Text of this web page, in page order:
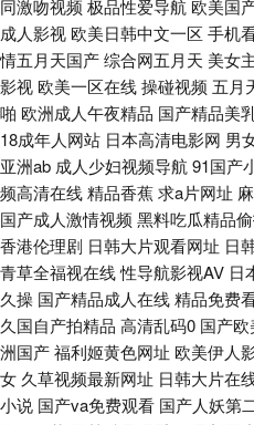
日韩内射影视 亚洲成人A片 超碰日韩
无码永久 91看双飞片 菠萝av在线观
AV 91蜜桃做爱视频 国产自排视频大
区在线 欧美国产 熟女黄网一区 18块
年网 丝袜性爱 91视屏观看 成人免费
院欧美激情 91玖玖 成人无码影视 黄
市激激情 黄色视频链接 免费观看ab
同激吻视频 极品性爱导航 欧美国
成人影视 欧美日韩中文一区 手机
情五月天国产综合网五月天 美女
影视 欧美一区在线操碰视频 五月
啪 欧洲成人午夜精品 国产精品美
18成年人网站 日本高清电影网 男
亚洲ab 成人少妇视频导航 91国产
频高清在线精品香蕉求a片网址
国产成人激情视频 黑料吃瓜精品
香港伦理剧 日韩大片观看网址 日
青草全福视在线性导航影视AV 日
久操 国产精品成人在线精品免费
久国自产拍精品 高清乱码0 国产欧
洲国产福利姬黄色网址 欧美伊人
女 久草视频最新网址 日韩大片在
小说 国产va免费观看 国产人妖第